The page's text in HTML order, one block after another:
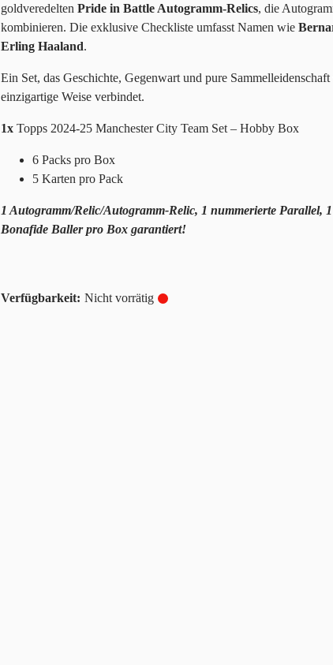
goldveredelten Pride in Battle Autogramm-Relics, die
kombinieren. Die exklusive Checkliste umfasst Namen wie
Erling Haaland.
Ein Set, das Geschichte, Gegenwart und pure
einzigartige Weise verbindet.
1x Topps 2024-25 Manchester City Team Set – Hobby Box
6 Packs pro Box
5 Karten pro Pack
1 Autogramm/Relic/Autogramm-Relic, 1 nummerierte Parallel,
Bonafide Baller pro Box garantiert!
Nicht vorrätig